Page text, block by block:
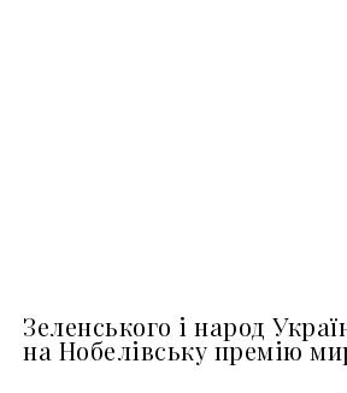
Зеленського і народ
на Нобелівську премію